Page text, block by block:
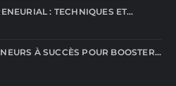
: TECHNIQUES ET…
À SUCCÈS POUR BOOSTER…